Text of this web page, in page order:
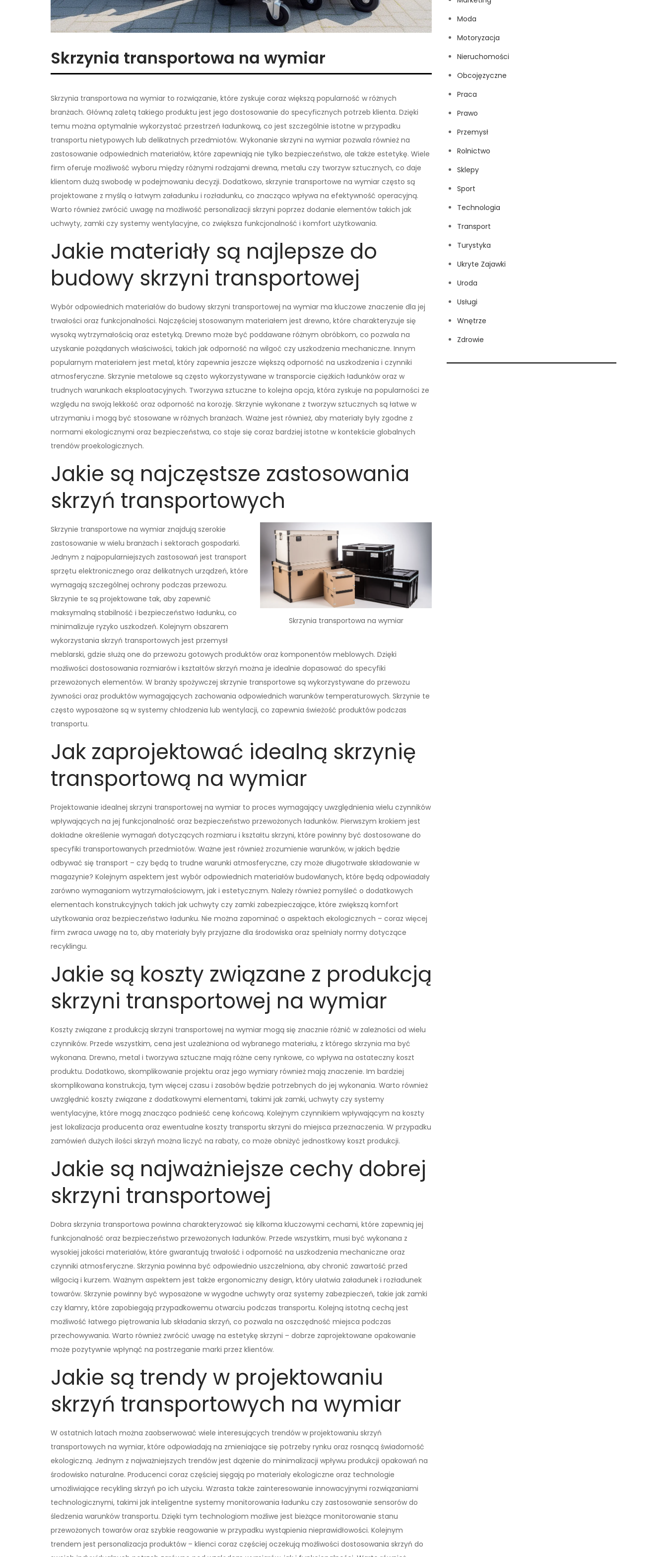
Skrzynia transportowa na wymiar
Skrzynia transportowa na wymiar to rozwiązanie, które zyskuje coraz większą popularność w różnych
branżach. Główną zaletą takiego produktu jest jego dostosowanie do specyficznych potrzeb klienta. Dzięki
temu można optymalnie wykorzystać przestrzeń ładunkową, co jest szczególnie istotne w przypadku
transportu nietypowych lub delikatnych przedmiotów. Wykonanie skrzyni na wymiar pozwala również na
zastosowanie odpowiednich materiałów, które zapewniają nie tylko bezpieczeństwo, ale także estetykę. Wiele
firm oferuje możliwość wyboru między różnymi rodzajami drewna, metalu czy tworzyw sztucznych, co daje
klientom dużą swobodę w podejmowaniu decyzji. Dodatkowo, skrzynie transportowe na wymiar często są
projektowane z myślą o łatwym załadunku i rozładunku, co znacząco wpływa na efektywność operacyjną.
Warto również zwrócić uwagę na możliwość personalizacji skrzyni poprzez dodanie elementów takich jak
uchwyty, zamki czy systemy wentylacyjne, co zwiększa funkcjonalność i komfort użytkowania.
Jakie materiały są najlepsze do
budowy skrzyni transportowej
Wybór odpowiednich materiałów do budowy skrzyni transportowej na wymiar ma kluczowe znaczenie dla jej
trwałości oraz funkcjonalności. Najczęściej stosowanym materiałem jest drewno, które charakteryzuje się
wysoką wytrzymałością oraz estetyką. Drewno może być poddawane różnym obróbkom, co pozwala na
uzyskanie pożądanych właściwości, takich jak odporność na wilgoć czy uszkodzenia mechaniczne. Innym
popularnym materiałem jest metal, który zapewnia jeszcze większą odporność na uszkodzenia i czynniki
atmosferyczne. Skrzynie metalowe są często wykorzystywane w transporcie ciężkich ładunków oraz w
trudnych warunkach eksploatacyjnych. Tworzywa sztuczne to kolejna opcja, która zyskuje na popularności ze
względu na swoją lekkość oraz odporność na korozję. Skrzynie wykonane z tworzyw sztucznych są łatwe w
utrzymaniu i mogą być stosowane w różnych branżach. Ważne jest również, aby materiały były zgodne z
normami ekologicznymi oraz bezpieczeństwa, co staje się coraz bardziej istotne w kontekście globalnych
trendów proekologicznych.
Jakie są najczęstsze zastosowania
skrzyń transportowych
Skrzynia transportowa na wymiar
Skrzynie transportowe na wymiar znajdują szerokie
zastosowanie w wielu branżach i sektorach gospodarki.
Jednym z najpopularniejszych zastosowań jest transport
sprzętu elektronicznego oraz delikatnych urządzeń, które
wymagają szczególnej ochrony podczas przewozu.
Skrzynie te są projektowane tak, aby zapewnić
maksymalną stabilność i bezpieczeństwo ładunku, co
minimalizuje ryzyko uszkodzeń. Kolejnym obszarem
wykorzystania skrzyń transportowych jest przemysł
meblarski, gdzie służą one do przewozu gotowych produktów oraz komponentów meblowych. Dzięki
możliwości dostosowania rozmiarów i kształtów skrzyń można je idealnie dopasować do specyfiki
przewożonych elementów. W branży spożywczej skrzynie transportowe są wykorzystywane do przewozu
żywności oraz produktów wymagających zachowania odpowiednich warunków temperaturowych. Skrzynie te
często wyposażone są w systemy chłodzenia lub wentylacji, co zapewnia świeżość produktów podczas
transportu.
Jak zaprojektować idealną skrzynię
transportową na wymiar
Projektowanie idealnej skrzyni transportowej na wymiar to proces wymagający uwzględnienia wielu czynników
wpływających na jej funkcjonalność oraz bezpieczeństwo przewożonych ładunków. Pierwszym krokiem jest
dokładne określenie wymagań dotyczących rozmiaru i kształtu skrzyni, które powinny być dostosowane do
specyfiki transportowanych przedmiotów. Ważne jest również zrozumienie warunków, w jakich będzie
odbywać się transport – czy będą to trudne warunki atmosferyczne, czy może długotrwałe składowanie w
magazynie? Kolejnym aspektem jest wybór odpowiednich materiałów budowlanych, które będą odpowiadały
zarówno wymaganiom wytrzymałościowym, jak i estetycznym. Należy również pomyśleć o dodatkowych
elementach konstrukcyjnych takich jak uchwyty czy zamki zabezpieczające, które zwiększą komfort
użytkowania oraz bezpieczeństwo ładunku. Nie można zapominać o aspektach ekologicznych – coraz więcej
firm zwraca uwagę na to, aby materiały były przyjazne dla środowiska oraz spełniały normy dotyczące
recyklingu.
Jakie są koszty związane z produkcją
skrzyni transportowej na wymiar
Koszty związane z produkcją skrzyni transportowej na wymiar mogą się znacznie różnić w zależności od wielu
czynników. Przede wszystkim, cena jest uzależniona od wybranego materiału, z którego skrzynia ma być
wykonana. Drewno, metal i tworzywa sztuczne mają różne ceny rynkowe, co wpływa na ostateczny koszt
produktu. Dodatkowo, skomplikowanie projektu oraz jego wymiary również mają znaczenie. Im bardziej
skomplikowana konstrukcja, tym więcej czasu i zasobów będzie potrzebnych do jej wykonania. Warto również
uwzględnić koszty związane z dodatkowymi elementami, takimi jak zamki, uchwyty czy systemy
wentylacyjne, które mogą znacząco podnieść cenę końcową. Kolejnym czynnikiem wpływającym na koszty
jest lokalizacja producenta oraz ewentualne koszty transportu skrzyni do miejsca przeznaczenia. W przypadku
zamówień dużych ilości skrzyń można liczyć na rabaty, co może obniżyć jednostkowy koszt produkcji.
Jakie są najważniejsze cechy dobrej
skrzyni transportowej
Dobra skrzynia transportowa powinna charakteryzować się kilkoma kluczowymi cechami, które zapewnią jej
funkcjonalność oraz bezpieczeństwo przewożonych ładunków. Przede wszystkim, musi być wykonana z
wysokiej jakości materiałów, które gwarantują trwałość i odporność na uszkodzenia mechaniczne oraz
czynniki atmosferyczne. Skrzynia powinna być odpowiednio uszczelniona, aby chronić zawartość przed
wilgocią i kurzem. Ważnym aspektem jest także ergonomiczny design, który ułatwia załadunek i rozładunek
towarów. Skrzynie powinny być wyposażone w wygodne uchwyty oraz systemy zabezpieczeń, takie jak zamki
czy klamry, które zapobiegają przypadkowemu otwarciu podczas transportu. Kolejną istotną cechą jest
możliwość łatwego piętrowania lub składania skrzyń, co pozwala na oszczędność miejsca podczas
przechowywania. Warto również zwrócić uwagę na estetykę skrzyni – dobrze zaprojektowane opakowanie
może pozytywnie wpłynąć na postrzeganie marki przez klientów.
Jakie są trendy w projektowaniu
skrzyń transportowych na wymiar
W ostatnich latach można zaobserwować wiele interesujących trendów w projektowaniu skrzyń
transportowych na wymiar, które odpowiadają na zmieniające się potrzeby rynku oraz rosnącą świadomość
ekologiczną. Jednym z najważniejszych trendów jest dążenie do minimalizacji wpływu produkcji opakowań na
środowisko naturalne. Producenci coraz częściej sięgają po materiały ekologiczne oraz technologie
umożliwiające recykling skrzyń po ich użyciu. Wzrasta także zainteresowanie innowacyjnymi rozwiązaniami
technologicznymi, takimi jak inteligentne systemy monitorowania ładunku czy zastosowanie sensorów do
śledzenia warunków transportu. Dzięki tym technologiom możliwe jest bieżące monitorowanie stanu
przewożonych towarów oraz szybkie reagowanie w przypadku wystąpienia nieprawidłowości. Kolejnym
trendem jest personalizacja produktów – klienci coraz częściej oczekują możliwości dostosowania skrzyń do
Moda
Motoryzacja
Nieruchomości
Obcojęzyczne
Praca
Prawo
Przemysł
Rolnictwo
Sklepy
Sport
Technologia
Transport
Turystyka
Ukryte Zajawki
Uroda
Usługi
Wnętrze
Zdrowie